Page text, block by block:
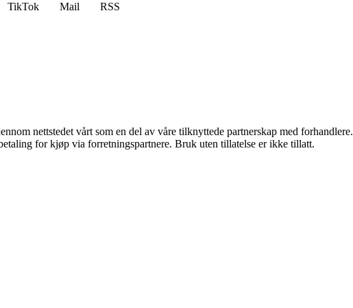
TikTok Mail
RSS
nettstedet vårt som en del av våre tilknyttede partnerskap med forhandlere.
for kjøp via forretningspartnere. Bruk uten tillatelse er ikke tillatt.